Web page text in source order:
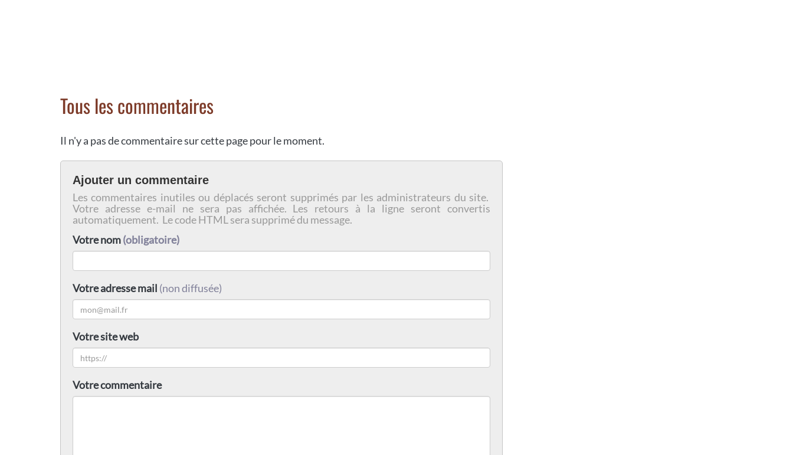
Tous les commentaires
Il n'y a pas de commentaire sur cette page pour le moment.
Ajouter un commentaire
Les commentaires inutiles ou déplacés seront supprimés par les administrateurs du site.
Votre adresse e-mail ne sera pas affichée. Les retours à la ligne seront convertis
automatiquement. Le code HTML sera supprimé du message.
Votre nom(obligatoire)
Votre adresse mail (non diffusée)
Votre site web
Votre commentaire